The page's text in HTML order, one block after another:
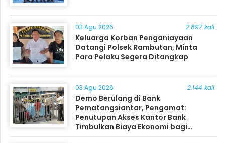
03 Agu 2026 2.897 kali
Keluarga Korban Penganiayaan
Datangi Polsek Rambutan, Minta
Para Pelaku Segera Ditangkap
03 Agu 2026 2.144 kali
Demo Berulang di Bank
Pematangsiantar, Pengamat:
Penutupan Akses Kantor Bank
Timbulkan Biaya Ekonomi bagi
Masyarakat